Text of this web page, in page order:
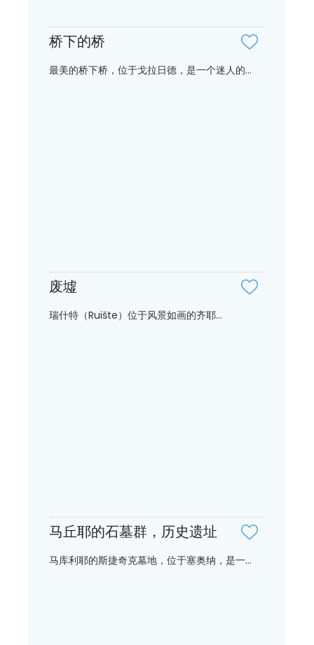
桥下的桥
最美的桥下桥，位于戈拉日德，是一个迷人的...
废墟
瑞什特（Ruište）位于风景如画的齐耶...
马丘耶的石墓群，历史遗址
马库利耶的斯捷奇克墓地，位于塞奥纳，是一...